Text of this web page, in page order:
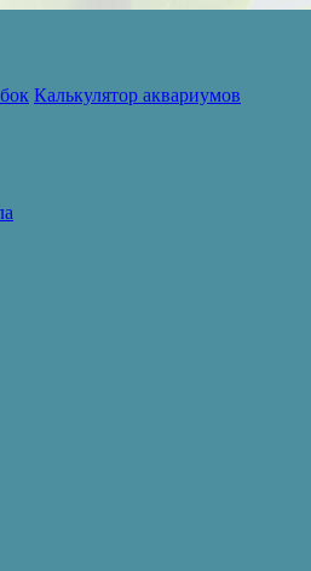
Калькулятор аквариумов